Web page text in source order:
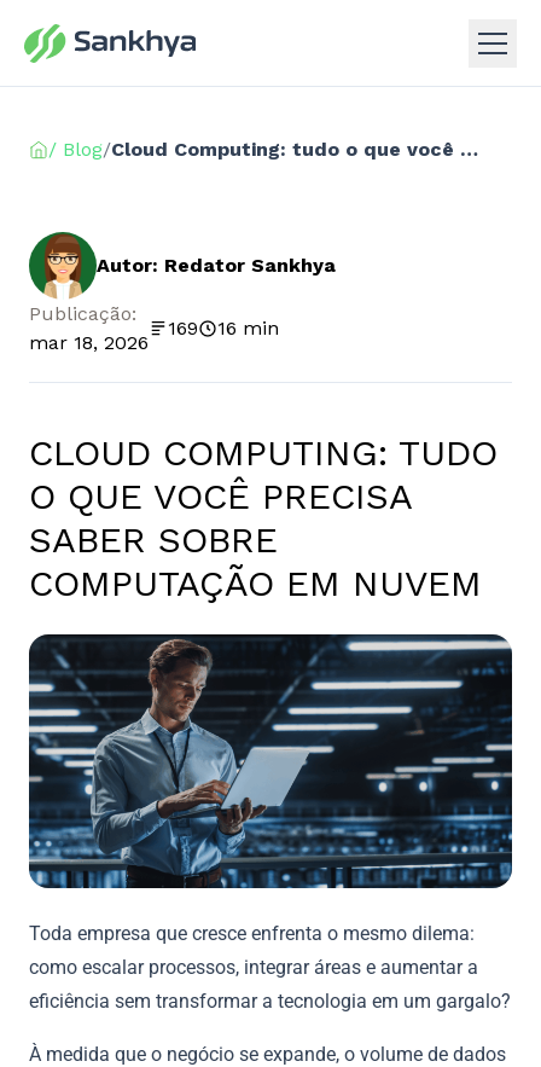
/ Blog/ Cloud Computing: tudo o que você precisa saber sobre computação em nuvem
Autor: Redator Sankhya
Publicação:
mar 18, 2026
169 16 min
CLOUD COMPUTING: TUDO
O QUE VOCÊ PRECISA
SABER SOBRE
COMPUTAÇÃO EM NUVEM
Toda empresa que cresce enfrenta o mesmo dilema:
como escalar processos, integrar áreas e aumentar a
eficiência sem transformar a tecnologia em um gargalo?
À medida que o negócio se expande, o volume de dados